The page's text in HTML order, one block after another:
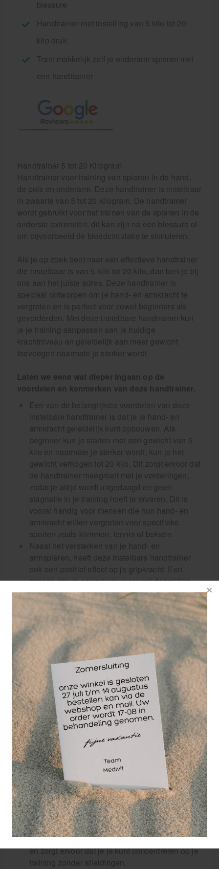
blessure
Handtrainer met instelling van 5 kilo tot 20
kilo druk
Train makkelijk zelf je onderarm spieren met
een handtrainer
Handtrainer 5 tot 20 Kilogram
Handtrainer voor training van spieren in de hand,
de pols en onderarm. Deze handtrainer is instelbaar
in zwaarte van 5 tot 20 kilogram. De handtrainer
wordt gebruikt voor het trainen van de spieren in de
onderste extremiteit, dit kan zijn na een blessure of
om bijvoorbeeld de bloedcirculatie te stimuleren.
Als je op zoek bent naar een effectieve handtrainer
die instelbaar is van 5 kilo tot 20 kilo, dan ben je bij
ons aan het juiste adres. Deze handtrainer is
speciaal ontworpen om je hand- en armkracht te
vergroten en is perfect voor zowel beginners als
gevorderden. Met deze instelbare handtrainer kun
je je training aanpassen aan je huidige
krachtniveau en geleidelijk aan meer gewicht
toevoegen naarmate je sterker wordt.
Laten we eens wat dieper ingaan op de
voordelen en kenmerken van deze handtrainer.
Een van de belangrijkste voordelen van deze
instelbare handtrainer is dat je je hand- en
armkracht geleidelijk kunt opbouwen. Als
beginner kun je starten met een gewicht van 5
kilo en naarmate je sterker wordt, kun je het
gewicht verhogen tot 20 kilo. Dit zorgt ervoor dat
de handtrainer meegroeit met je vorderingen,
zodat je altijd wordt uitgedaagd en geen
stagnatie in je training hoeft te ervaren. Dit is
vooral handig voor mensen die hun hand- en
armkracht willen vergroten voor specifieke
sporten zoals klimmen, tennis of boksen.
Naast het versterken van je hand- en
armspieren, heeft deze instelbare handtrainer
ook een positief effect op je gripkracht. Een
stevige grip is essentieel voor veel dagelijkse
activiteiten, maar ook voor verschillende sporten
zoals gewichtheffen, golfen en rugby. Door
regelmatig te trainen met deze handtrainer, kun
je je gripkracht verbeteren en beter presteren in
zowel sportieve als dagelijkse situaties.
Een ander voordeel van deze instelbare
handtrainer is dat deze compact en draagbaar
is. Hij neemt niet veel ruimte in beslag en kan
gemakkelijk worden meegenomen in je tas of
koffer. Dit maakt het mogelijk om overal en altijd
te trainen, of je nu thuis bent, op kantoor of op
reis. Je hebt geen dure
sportschoolabonnementen of zware apparaten
nodig om je hand- en armkracht te verbeteren.
Met deze handtrainer kun je overal genieten van
effectieve en gemakkelijke trainingen.
Deze handtrainer is ook ergonomisch
ontworpen, wat betekent dat hij comfortabel en
veilig is om te gebruiken. Het handvat is
voorzien van een antislip grip, waardoor je een
stevige en stabiele greep hebt tijdens je
trainingen. Dit minimaliseert het risico op letsel
en zorgt ervoor dat je je kunt concentreren op je
training zonder afleidingen.